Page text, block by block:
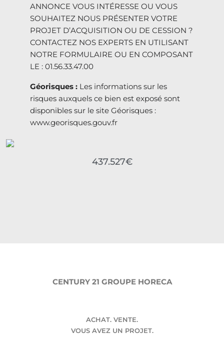
ANNONCE VOUS INTÉRESSE OU VOUS
SOUHAITEZ NOUS PRÉSENTER VOTRE
PROJET D’ACQUISITION OU DE CESSION ?
CONTACTEZ NOS EXPERTS EN UTILISANT
NOTRE FORMULAIRE OU EN COMPOSANT
LE : 01.56.33.47.00
Géorisques : Les informations sur les
risques auxquels ce bien est exposé sont
disponibles sur le site Géorisques :
www.georisques.gouv.fr
437.527€
CENTURY 21 GROUPE HORECA
ACHAT. VENTE.
VOUS AVEZ UN PROJET.